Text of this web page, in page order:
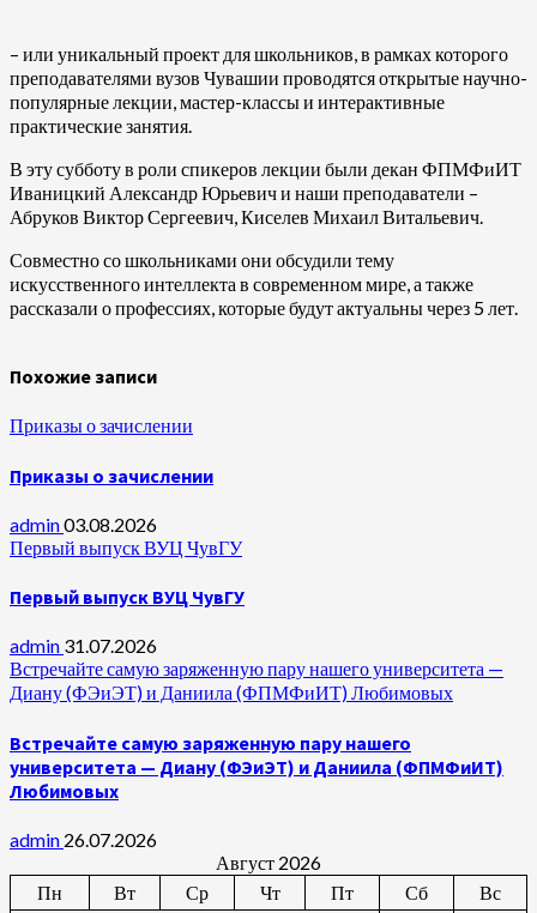
– или уникальный проект для школьников, в рамках которого
преподавателями вузов Чувашии проводятся открытые научно-
популярные лекции, мастер-классы и интерактивные
практические занятия.
В эту субботу в роли спикеров лекции были декан ФПМФиИТ
Иваницкий Александр Юрьевич и наши преподаватели –
Абруков Виктор Сергеевич, Киселев Михаил Витальевич.
Совместно со школьниками они обсудили тему
искусственного интеллекта в современном мире, а также
рассказали о профессиях, которые будут актуальны через 5 лет.
Похожие записи
Приказы о зачислении
Приказы о зачислении
admin03.08.2026
Первый выпуск ВУЦ ЧувГУ
Первый выпуск ВУЦ ЧувГУ
admin 31.07.2026
Встречайте самую заряженную пару нашего университета —
Диану (ФЭиЭТ) и Даниила (ФПМФиИТ) Любимовых
Встречайте самую заряженную пару нашего
университета — Диану (ФЭиЭТ) и Даниила (ФПМФиИТ)
Любимовых
admin 26.07.2026
Август 2026
Пн
Вт Ср Чт Пт Сб
Вс